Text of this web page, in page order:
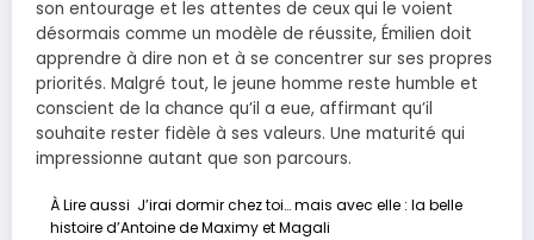
son entourage et les attentes de ceux qui le voient
désormais comme un modèle de réussite, Émilien doit
apprendre à dire non et à se concentrer sur ses propres
priorités. Malgré tout, le jeune homme reste humble et
conscient de la chance qu’il a eue, affirmant qu’il
souhaite rester fidèle à ses valeurs. Une maturité qui
impressionne autant que son parcours.
À Lire aussi J’irai dormir chez toi… mais avec elle : la belle
histoire d’Antoine de Maximy et Magali